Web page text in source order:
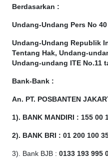
Berdasarkan :
Undang-Undang Pers No
Undang-Undang Republik
Tentang Hak, Undang-
Undang-undang ITE No.11
Bank-Bank :
An. PT. POSBANTEN
1). BANK MANDIRI : 155 00
2). BANK BRI : 01 200 100
3). Bank BJB : 0133 193 995